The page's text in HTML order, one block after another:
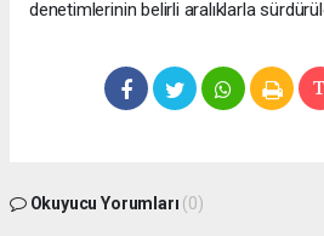
denetimlerinin belirli aralıklarla
Okuyucu Yorumları (0)